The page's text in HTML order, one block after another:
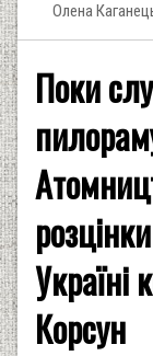
Олена
Поки
Україні
Корсун